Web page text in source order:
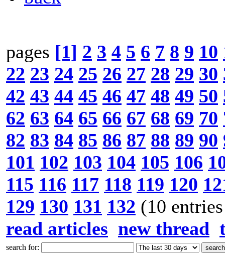
pages [1] 2 3 4 5 6 7 8 9 10
22 23 24 25 26 27 28 29 30
42 43 44 45 46 47 48 49 50
62 63 64 65 66 67 68 69 70
82 83 84 85 86 87 88 89 90
101 102 103 104 105 106
115 116 117 118 119 120
129 130 131 132 (10
read articles new thread
search for: